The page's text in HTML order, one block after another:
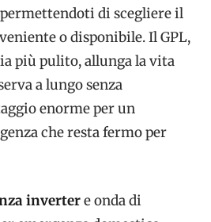
di scegliere il
o disponibile. Il GPL,
più pulito, allunga la vita
a lungo senza
enorme per un
che resta fermo per
invertere onda di